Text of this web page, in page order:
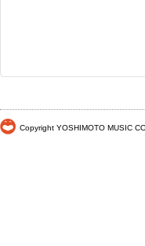
Copyright YOSHIMOTO MUSIC